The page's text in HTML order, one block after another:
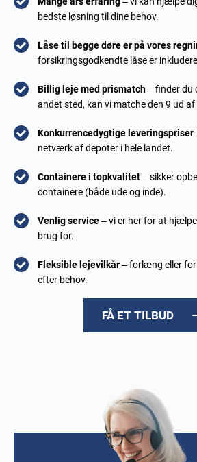
bedste løsning til dine behov.
Låse til begge døre er på vores
forsikringsgodkendte låse er
Billig leje med prismatch– finder du
andet sted, kan vi matche den 9 ud
Konkurrencedygtige leveringspriser
netværk af depoter i hele landet.
Containere i topkvalitet– sikker
containere (både ude og inde).
Venlig service– vi er her for at
brug for.
Fleksible lejevilkår– forlæng eller
efter behov.
FÅ ET TILBUD